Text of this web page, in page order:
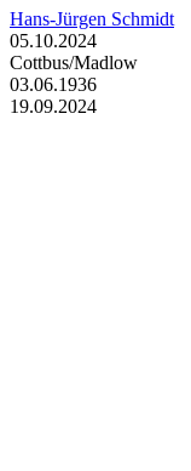
Hans-Jürgen Schmidt
05.10.2024
Cottbus/Madlow
03.06.1936
19.09.2024